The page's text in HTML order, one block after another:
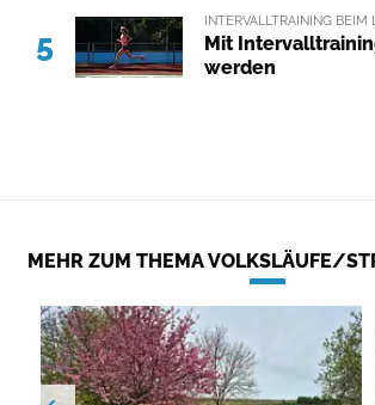
5
INTERVALLTRAINING BEIM
Mit
werden
MEHR ZUM THEMA VOLKSLÄUFE/